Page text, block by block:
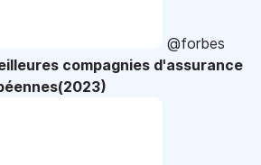
@forbes
compagnies d'assurance